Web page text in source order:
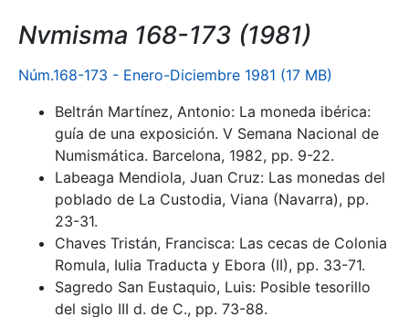
Nvmisma 168-173 (1981)
Núm.168-173 - Enero-Diciembre 1981 (17 MB)
Beltrán Martínez, Antonio: La moneda ibérica:
guía de una exposición. V Semana Nacional de
Numismática. Barcelona, 1982, pp. 9-22.
Labeaga Mendiola, Juan Cruz: Las monedas del
poblado de La Custodia, Viana (Navarra), pp.
23-31.
Chaves Tristán, Francisca: Las cecas de Colonia
Romula, Iulia Traducta y Ebora (II), pp. 33-71.
Sagredo San Eustaquio, Luis: Posible tesorillo
del siglo III d. de C., pp. 73-88.